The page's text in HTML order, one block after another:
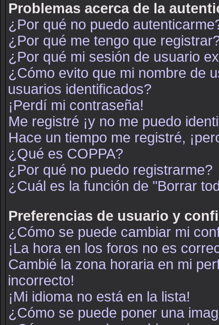
Problemas acerca de la
¿Por qué no puedo
¿Por qué me tengo que
¿Por qué mi sesión de usuario
¿Cómo evito que mi nombre de
usuarios identificados?
¡Perdí mi contraseña!
Me registré ¡y no me puedo
Hace un tiempo me registré,
¿Qué es COPPA?
¿Por qué no puedo registrarme?
¿Cuál es la función de "Borrar
Preferencias de usuario y
¿Cómo se puede cambiar mi
¡La hora en los foros no es
Cambié la zona horaria en mi
incorrecto!
¡Mi idioma no está en la lista!
¿Cómo se puede poner una